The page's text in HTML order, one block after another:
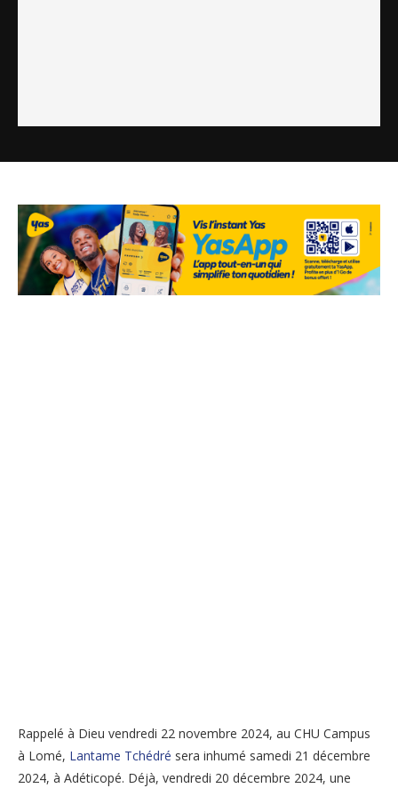
Rappelé à Dieu vendredi 22 novembre 2024, au CHU Campus
à Lomé, Lantame Tchédré sera inhumé samedi 21 décembre
2024, à Adéticopé. Déjà, vendredi 20 décembre 2024, une